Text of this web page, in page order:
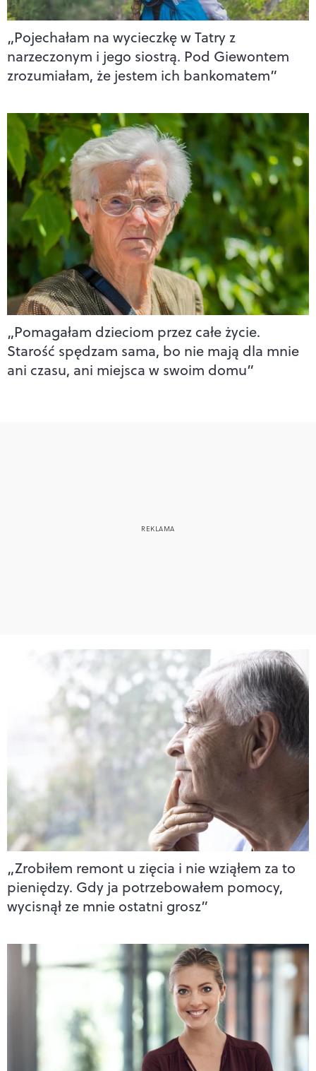
„Pojechałam na wycieczkę w Tatry z
narzeczonym i jego siostrą. Pod Giewontem
zrozumiałam, że jestem ich bankomatem”
„Pomagałam dzieciom przez całe życie.
Starość spędzam sama, bo nie mają dla mnie
ani czasu, ani miejsca w swoim domu”
„Zrobiłem remont u zięcia i nie wziąłem za to
pieniędzy. Gdy ja potrzebowałem pomocy,
wycisnął ze mnie ostatni grosz”